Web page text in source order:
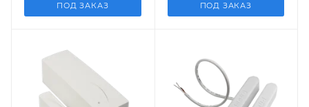
ПОД ЗАКАЗ ПОД ЗАКАЗ